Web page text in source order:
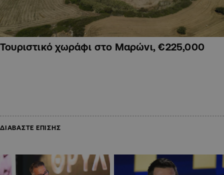
Τουριστικό χωράφι στο Μαρώνι, €225,000
ΔΙΑΒΑΣΤΕ ΕΠΙΣΗΣ